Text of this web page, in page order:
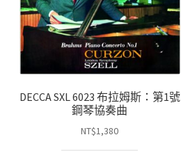
DECCA SXL 6023 布拉姆斯：第1號
鋼琴協奏曲
NT$1,380